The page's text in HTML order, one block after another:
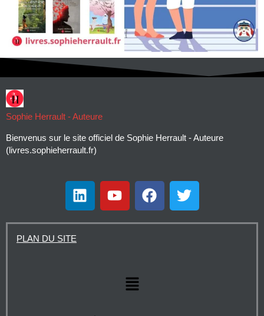
Sophie Herrault - Auteure
Bienvenus sur le site officiel de Sophie Herrault - Auteure
(livres.sophieherrault.fr)
L
i
Y
o
F
a
T
w
PLAN DU SITE
Menu